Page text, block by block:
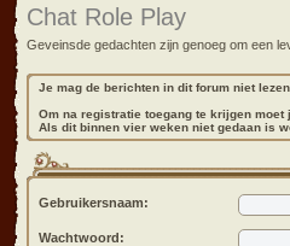
Chat Role Play
Geveinsde gedachten zijn genoeg om een
Je mag de berichten in dit forum niet lezen.
Om na registratie toegang te krijgen moet
Als dit binnen vier weken niet gedaan is
Gebruikersnaam:
Wachtwoord: